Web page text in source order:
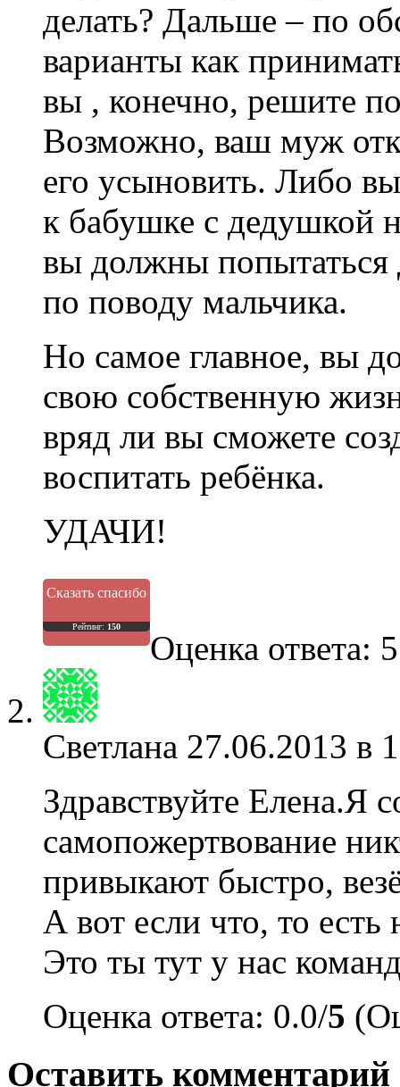
делать? Дальше – по
варианты как
вы , конечно, решите
Возможно, ваш муж
его усыновить. Либо вы
к бабушке с дедушкой
вы должны попытаться
по поводу мальчика.
Но самое главное, вы
свою собственную
вряд ли вы сможете
воспитать ребёнка.
УДАЧИ!
Сказать спасибо
Рейтинг: 150
Оценка ответа:
Светлана 27.06.2013 в
Здравствуйте Елена.Я
самопожертвование
привыкают быстро,
А вот если что, то
Это ты тут у нас
Оценка ответа: 0.0/5
Оставить комментарий